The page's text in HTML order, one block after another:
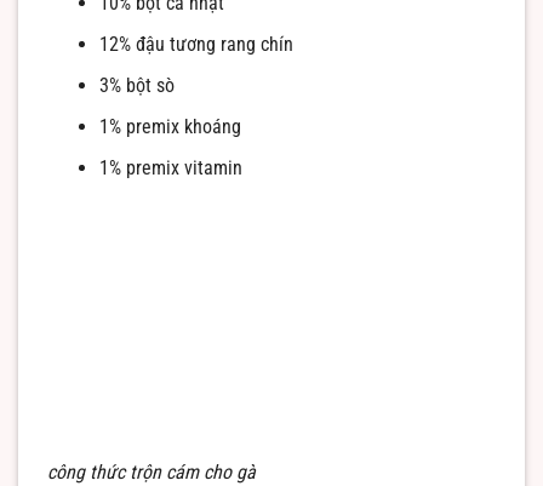
12% đậu tương rang chín
3% bột sò
1% premix khoáng
1% premix vitamin
công thức trộn cám cho gà